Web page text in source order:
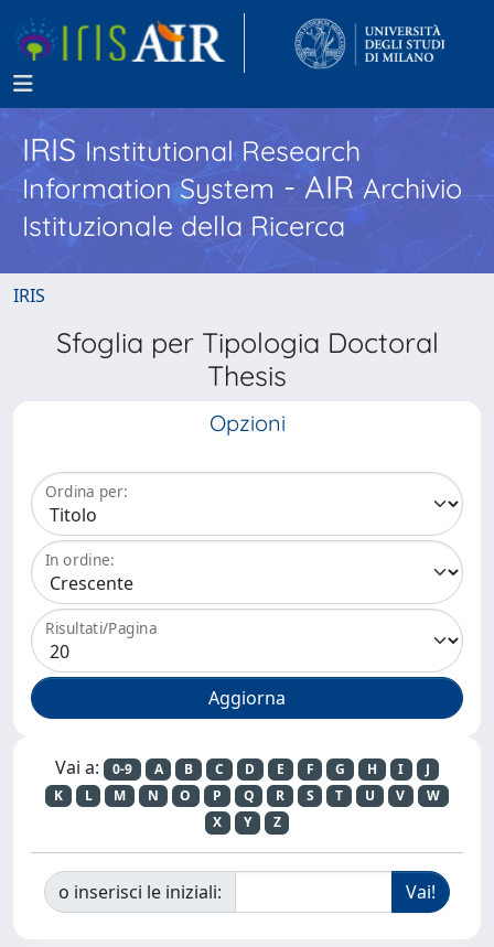
IRISInstitutional Research
Information System - AIR Archivio
Istituzionale della Ricerca
IRIS
Sfoglia per Tipologia Doctoral
Thesis
Opzioni
Ordina per:
In ordine:
Risultati/Pagina
Vai a: 0-9 A B C D E F G H I
J
K
L M N O P Q R S T U V
W
X
Y Z
o inserisci le iniziali: